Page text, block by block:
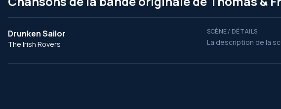
Drunken Sailor
The Irish Rovers
SCÈNE / DÉTAILS
La description de la